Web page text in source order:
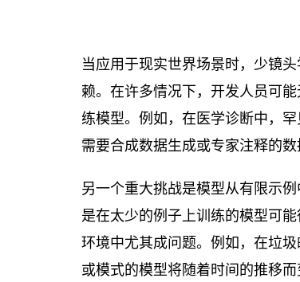
当应用于现实世界场景时，少镜
赖。在许多情况下，开发人员可
练模型。例如，在医学诊断中，
需要合成数据生成或专家注释的数
另一个重大挑战是模型从有限示
是在太少的例子上训练的模型可
环境中尤其成问题。例如，在垃
或模式的模型将随着时间的推移而